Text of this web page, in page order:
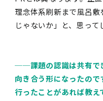
理念体系刷新まで風呂
じゃないか」と、思って
──課題の認識は共有
向き合う形になったの
行ったことがあれば教え